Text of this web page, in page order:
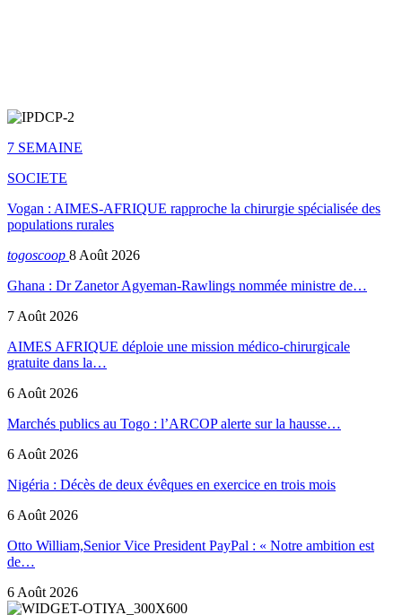
7 SEMAINE
SOCIETE
Vogan : AIMES-AFRIQUE rapproche la chirurgie spécialisée des
populations rurales
togoscoop 8 Août 2026
Ghana : Dr Zanetor Agyeman-Rawlings nommée ministre de…
7 Août 2026
AIMES AFRIQUE déploie une mission médico-chirurgicale
gratuite dans la…
6 Août 2026
Marchés publics au Togo : l’ARCOP alerte sur la hausse…
6 Août 2026
Nigéria : Décès de deux évêques en exercice en trois mois
6 Août 2026
Otto William,Senior Vice President PayPal : « Notre ambition est
de…
6 Août 2026